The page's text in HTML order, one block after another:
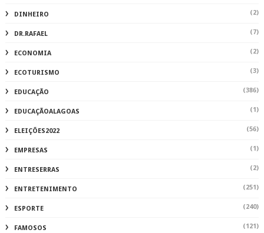
DINHEIRO (2)
DR.RAFAEL (7)
ECONOMIA (2)
ECOTURISMO (3)
EDUCAÇÃO (386)
EDUCAÇÃOALAGOAS (1)
ELEIÇÕES2022 (56)
EMPRESAS (1)
ENTRESERRAS (2)
ENTRETENIMENTO (251)
ESPORTE (240)
FAMOSOS (121)